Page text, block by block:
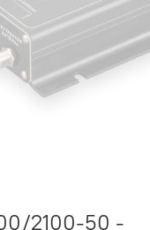
2100-50 -